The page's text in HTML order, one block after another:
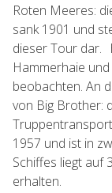
Roten Meeres:
sank 1901 und
dieser Tour dar.
Hammerhaie
beobachten. An
von Big Brother:
1957 und ist in
Schiffes liegt auf
erhalten.